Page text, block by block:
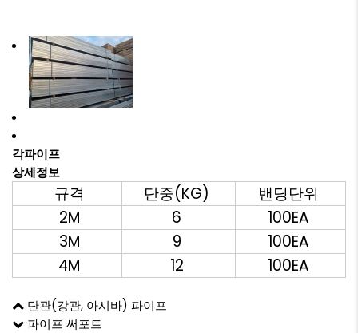
각파이프
상세정보
규격 단중(KG)
밴딩단위
2M
6
100EA
3M
9
100EA
4M
12 100EA
단관(강관, 아시바) 파이프
파이프 써포트